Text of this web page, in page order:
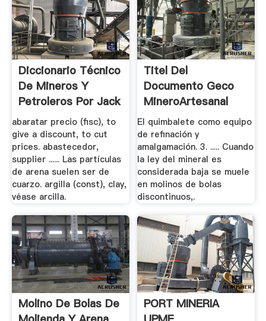
Diccionario Técnico
De Mineros Y
Petroleros Por Jack
De La Verge.
abaratar precio (fisc), to
give a discount, to cut
prices. abastecedor,
supplier ...... Las partículas
de arena suelen ser de
cuarzo. argilla (const), clay,
véase arcilla.
Titel Del
Documento Geco
MineroArtesanal
El quimbalete como equipo
de refinación y
amalgamación. 3. ..... Cuando
la ley del mineral es
considerada baja se muele
en molinos de bolas
discontinuos,.
Molino De Bolas De
PORT MINERIA